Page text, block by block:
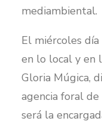
mediambiental.
El miércoles
en lo local y en
Gloria Múgica,
agencia foral
será la